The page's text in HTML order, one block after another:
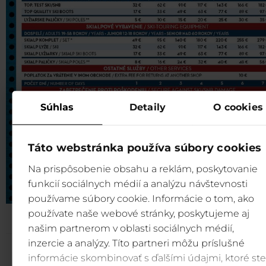
Súhlas Detaily O cookies
Táto webstránka používa súbory cookies
Na prispôsobenie obsahu a reklám, poskytovanie
funkcií sociálnych médií a analýzu návštevnosti
používame súbory cookie. Informácie o tom, ako
používate naše webové stránky, poskytujeme aj
našim partnerom v oblasti sociálnych médií,
inzercie a analýzy. Títo partneri môžu príslušné
informácie skombinovať s ďalšími údajmi, ktoré ste